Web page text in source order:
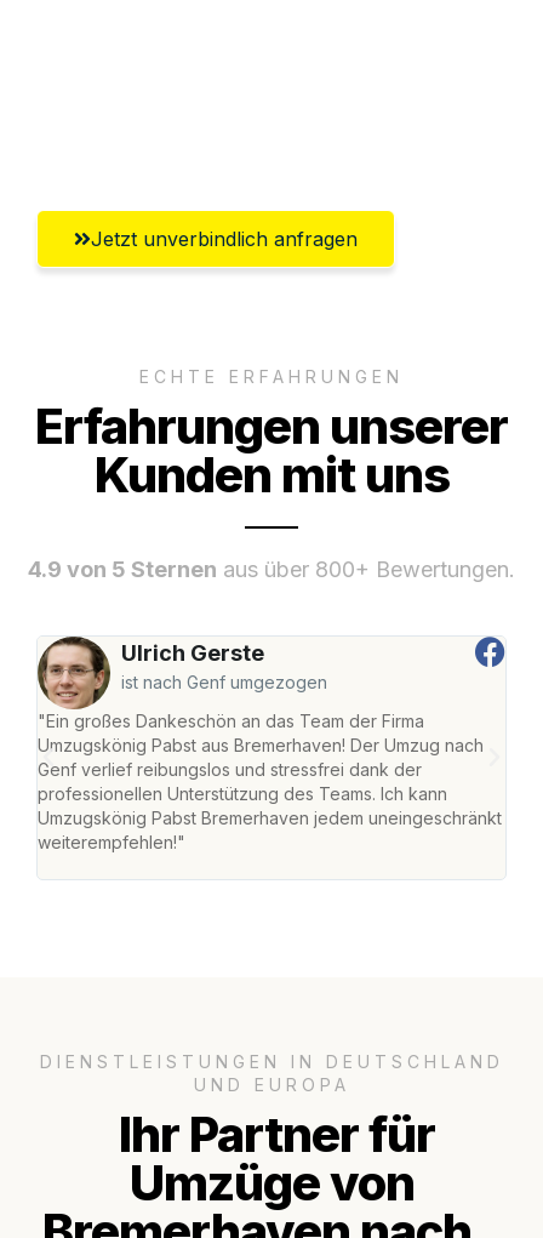
Jetzt unverbindlich anfragen
ECHTE ERFAHRUNGEN
Erfahrungen unserer
Kunden mit uns
4.9 von 5 Sternen aus über 800+ Bewertungen.
Ulrich Gerste
ist nach Genf umgezogen
"Ein großes Dankeschön an das Team der Firma
Umzugskönig Pabst aus Bremerhaven! Der Umzug nach
Genf verlief reibungslos und stressfrei dank der
professionellen Unterstützung des Teams. Ich kann
Umzugskönig Pabst Bremerhaven jedem uneingeschränkt
weiterempfehlen!"
DIENSTLEISTUNGEN IN DEUTSCHLAND
UND EUROPA
Ihr Partner für
Umzüge von